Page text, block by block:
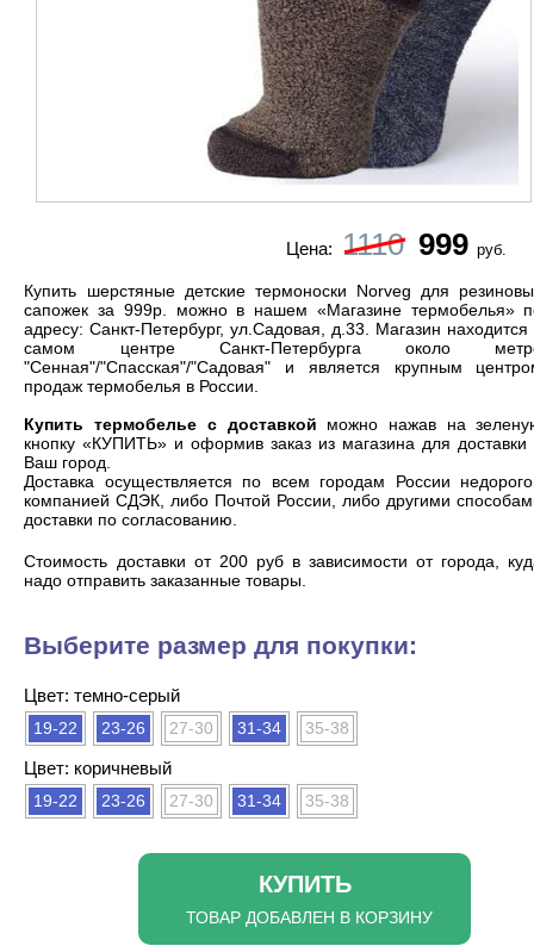
Цена: 1110 999 руб.
Купить шерстяные детские термоноски Norveg для
сапожек за 999р. можно в нашем «Магазине термобелья»
адресу: Санкт-Петербург, ул.Садовая, д.33. Магазин находится
самом центре Санкт-Петербурга около
"Сенная"/"Спасская"/"Садовая" и является крупным
продаж термобелья в России.
Купить термобелье с доставкой можно нажав на
кнопку «КУПИТЬ» и оформив заказ из магазина для доставки
Ваш город.
Доставка осуществляется по всем городам России
компанией СДЭК, либо Почтой России, либо другими
доставки по согласованию.
Cтоимость доставки от 200 руб в зависимости от города,
надо отправить заказанные товары.
Выберите размер для покупки:
Цвет: темно-серый
19-22 23-26 27-30 31-34 35-38
Цвет: коричневый
19-22 23-26 27-30 31-34 35-38
КУПИТЬ
ТОВАР ДОБАВЛЕН В КОРЗИНУ